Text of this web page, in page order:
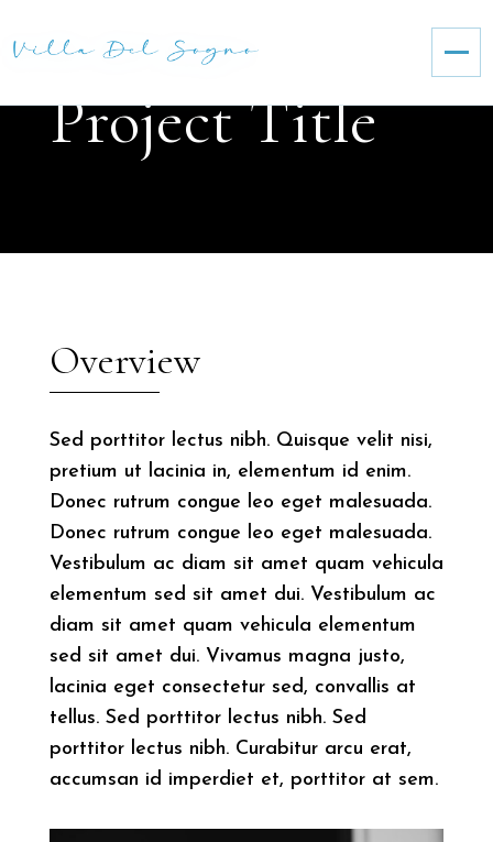
Project Title
Overview
Sed porttitor lectus nibh. Quisque velit nisi,
pretium ut lacinia in, elementum id enim.
Donec rutrum congue leo eget malesuada.
Donec rutrum congue leo eget malesuada.
Vestibulum ac diam sit amet quam vehicula
elementum sed sit amet dui. Vestibulum ac
diam sit amet quam vehicula elementum
sed sit amet dui. Vivamus magna justo,
lacinia eget consectetur sed, convallis at
tellus. Sed porttitor lectus nibh. Sed
porttitor lectus nibh. Curabitur arcu erat,
accumsan id imperdiet et, porttitor at sem.